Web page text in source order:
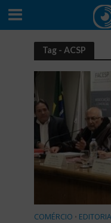
Tag - ACSP
COMÉRCIO •